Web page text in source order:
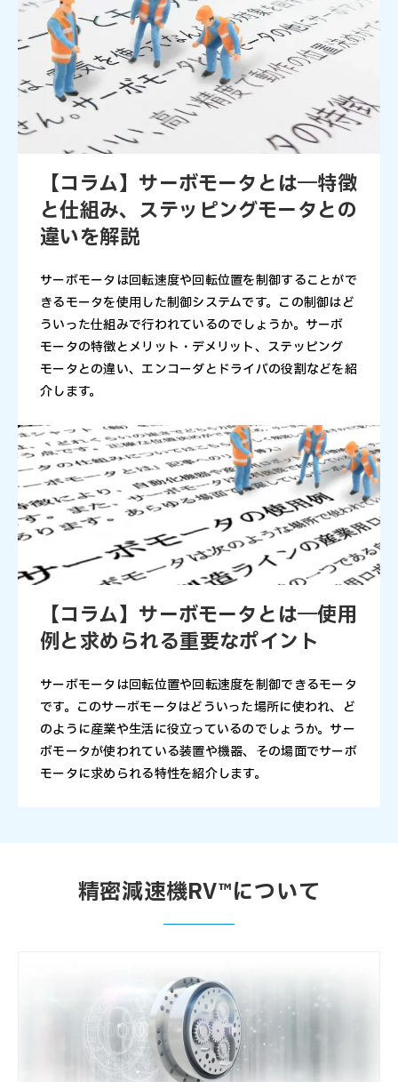
【コラム】サーボモータとは―特徴
と仕組み、ステッピングモータとの
違いを解説
サーボモータは回転速度や回転位置を制御することがで
きるモータを使用した制御システムです。この制御はど
ういった仕組みで行われているのでしょうか。サーボ
モータの特徴とメリット・デメリット、ステッピング
モータとの違い、エンコーダとドライバの役割などを紹
介します。
【コラム】サーボモータとは―使用
例と求められる重要なポイント
サーボモータは回転位置や回転速度を制御できるモータ
です。このサーボモータはどういった場所に使われ、ど
のように産業や生活に役立っているのでしょうか。サー
ボモータが使われている装置や機器、その場面でサーボ
モータに求められる特性を紹介します。
精密減速機RV™について